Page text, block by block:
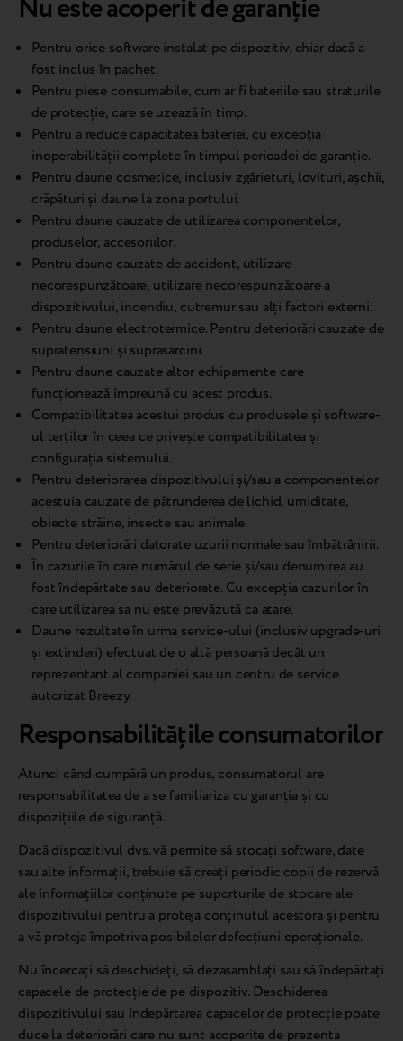
Nu este acoperit de garanție
Pentru orice software instalat pe dispozitiv, chiar dacă a
fost inclus în pachet.
Pentru piese consumabile, cum ar fi bateriile sau straturile
de protecție, care se uzează în timp.
Pentru a reduce capacitatea bateriei, cu excepția
inoperabilității complete în timpul perioadei de garanție.
Pentru daune cosmetice, inclusiv zgârieturi, lovituri, așchii,
crăpături și daune la zona portului.
Pentru daune cauzate de utilizarea componentelor,
produselor, accesoriilor.
Pentru daune cauzate de accident, utilizare
necorespunzătoare, utilizare necorespunzătoare a
dispozitivului, incendiu, cutremur sau alți factori externi.
Pentru daune electrotermice. Pentru deteriorări cauzate de
supratensiuni și suprasarcini.
Pentru daune cauzate altor echipamente care
funcționează împreună cu acest produs.
Compatibilitatea acestui produs cu produsele și software-
ul terților în ceea ce privește compatibilitatea și
configurația sistemului.
Pentru deteriorarea dispozitivului și/sau a componentelor
acestuia cauzate de pătrunderea de lichid, umiditate,
obiecte străine, insecte sau animale.
Pentru deteriorări datorate uzurii normale sau îmbătrânirii.
În cazurile în care numărul de serie și/sau denumirea au
fost îndepărtate sau deteriorate. Cu excepția cazurilor în
care utilizarea sa nu este prevăzută ca atare.
Daune rezultate în urma service-ului (inclusiv upgrade-uri
și extinderi) efectuat de o altă persoană decât un
reprezentant al companiei sau un centru de service
autorizat Breezy.
Responsabilitățile consumatorilor
Atunci când cumpără un produs, consumatorul are
responsabilitatea de a se familiariza cu garanția și cu
dispozițiile de siguranță.
Dacă dispozitivul dvs. vă permite să stocați software, date
sau alte informații, trebuie să creați periodic copii de rezervă
ale informațiilor conținute pe suporturile de stocare ale
dispozitivului pentru a proteja conținutul acestora și pentru
a vă proteja împotriva posibilelor defecțiuni operaționale.
Nu încercați să deschideți, să dezasamblați sau să îndepărtați
capacele de protecție de pe dispozitiv. Deschiderea
dispozitivului sau îndepărtarea capacelor de protecție poate
duce la deteriorări care nu sunt acoperite de prezenta